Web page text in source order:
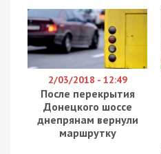
2/03/2018 - 12:49
После перекрытия
Донецкого шоссе
днепрянам вернули
маршрутку